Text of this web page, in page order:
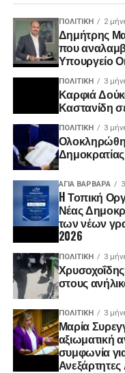
ΠΟΛΙΤΙΚΉ 2
Δημήτρης
που
Υπουργείο
ΠΟΛΙΤΙΚΉ 3
Καρφιά
Καστανίδη
ΠΟΛΙΤΙΚΉ 3
ΑΓΙΑ ΒΑΡΒΑΡΑ
H Τοπική
Νέας
των νέων
2026
ΠΟΛΙΤΙΚΉ 3
στους
ΠΟΛΙΤΙΚΉ 3
Μαρία
αξιωματική
συμφωνία